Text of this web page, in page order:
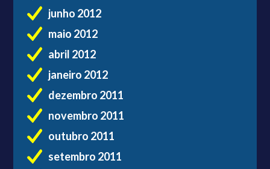
junho 2012
maio 2012
abril 2012
janeiro 2012
dezembro 2011
novembro 2011
outubro 2011
setembro 2011